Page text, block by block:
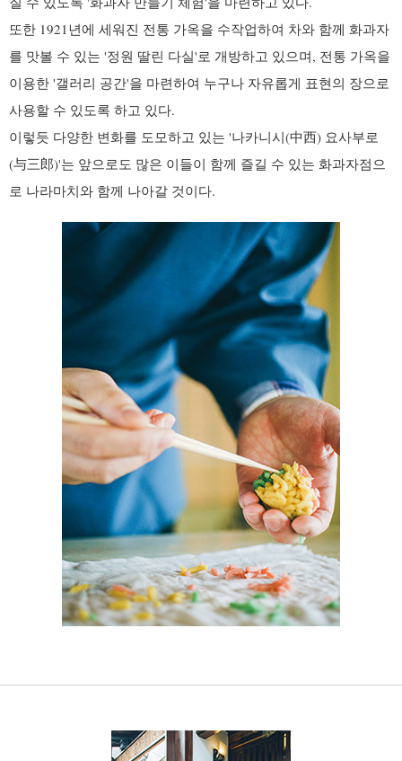
또한 1921년에 세워진 전통 가옥을 수작업하여 차와 함께 화과자
를 맛볼 수 있는 '정원 딸린 다실'로 개방하고 있으며, 전통 가옥을
이용한 '갤러리 공간'을 마련하여 누구나 자유롭게 표현의 장으로
사용할 수 있도록 하고 있다.
이렇듯 다양한 변화를 도모하고 있는 '나카니시(中西) 요사부로
(与三郎)'는 앞으로도 많은 이들이 함께 즐길 수 있는 화과자점으
로 나라마치와 함께 나아갈 것이다.